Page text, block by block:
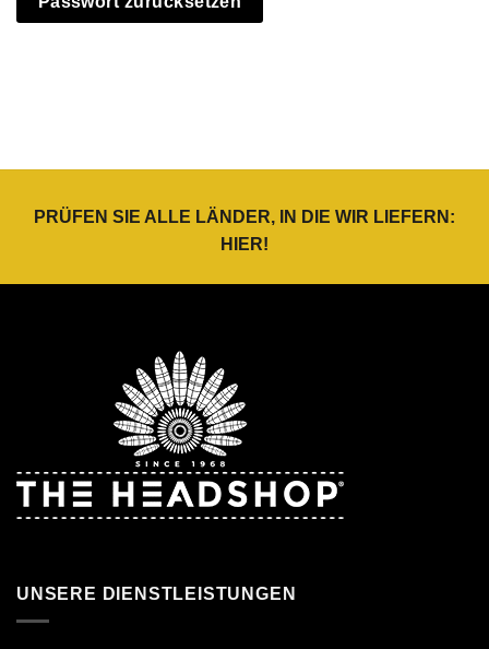
PRÜFEN SIE ALLE LÄNDER, IN DIE WIR LIEFERN:
HIER!
UNSERE DIENSTLEISTUNGEN